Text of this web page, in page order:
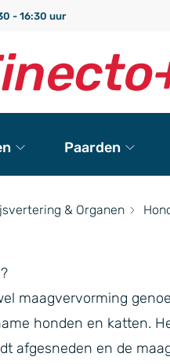
- 16:30 uur
Paarden
& Organen
maagvervorming
honden en katten.
afgesneden en de